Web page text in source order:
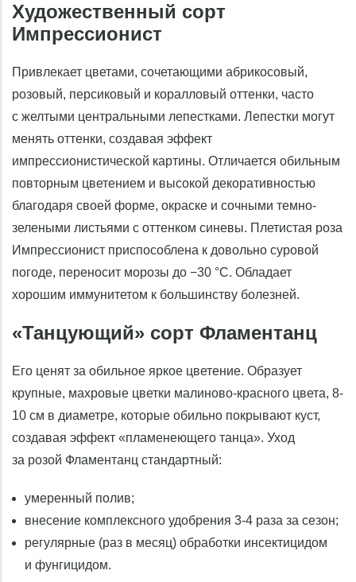
Художественный сорт
Импрессионист
Привлекает цветами, сочетающими абрикосовый,
розовый, персиковый и коралловый оттенки, часто
с желтыми центральными лепестками. Лепестки могут
менять оттенки, создавая эффект
импрессионистической картины. Отличается обильным
повторным цветением и высокой декоративностью
благодаря своей форме, окраске и сочными темно-
зелеными листьями с оттенком синевы. Плетистая роза
Импрессионист приспособлена к довольно суровой
погоде, переносит морозы до −30 °С. Обладает
хорошим иммунитетом к большинству болезней.
«Танцующий» сорт Фламентанц
Его ценят за обильное яркое цветение. Образует
крупные, махровые цветки малиново-красного цвета, 8-
10 см в диаметре, которые обильно покрывают куст,
создавая эффект «пламенеющего танца». Уход
за розой Фламентанц стандартный:
умеренный полив;
внесение комплексного удобрения 3-4 раза за сезон;
регулярные (раз в месяц) обработки инсектицидом
и фунгицидом.